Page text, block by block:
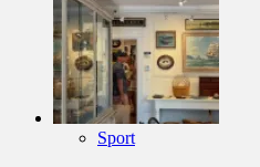
Sport